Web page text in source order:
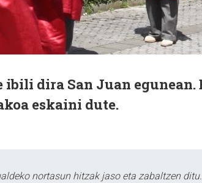
dira San Juan egunean.
eskaini dute.
nortasun hitzak jaso eta zabaltzen